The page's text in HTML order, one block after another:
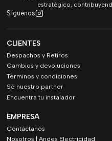
estratégico,
Síguenos
CLIENTES
Despachos y Retiros
Cambios y devoluciones
Terminos y condiciones
Sé nuestro partner
Encuentra tu instalador
EMPRESA
Contáctanos
Nosotros | Andes Electricidad